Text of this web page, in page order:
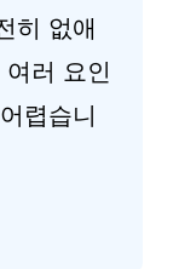
히 없애
러 요인
렵습니